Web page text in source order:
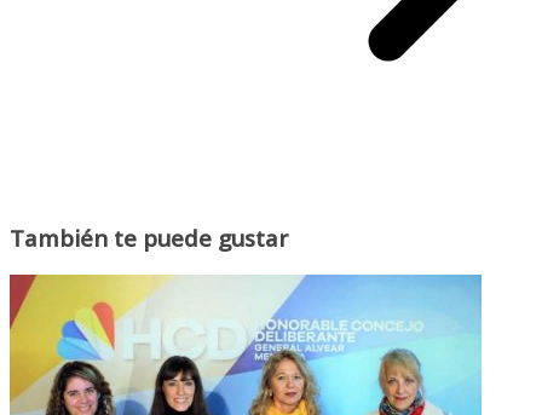
También te puede gustar